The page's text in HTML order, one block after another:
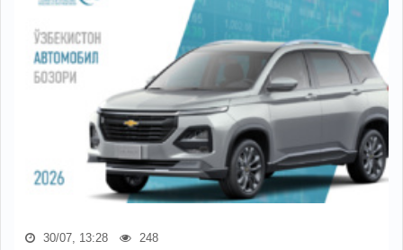
30/07, 13:28 248